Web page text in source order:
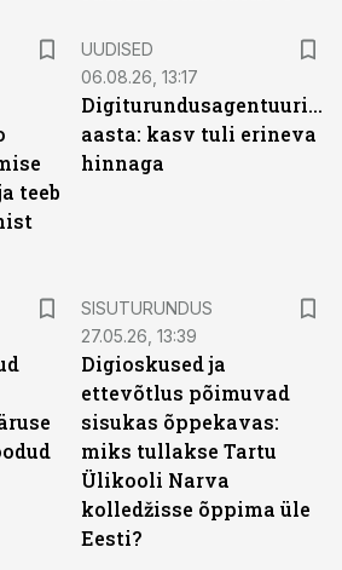
teeb
UUDISED
06.08.26, 13:17
Digiturundusagentuuride
aasta: kasv tuli erineva
hinnaga
SISUTURUNDUS
27.05.26, 13:39
Digioskused ja
ettevõtlus põimuvad
sisukas õppekavas:
miks tullakse Tartu
Ülikooli Narva
kolledžisse õppima üle
Eesti?